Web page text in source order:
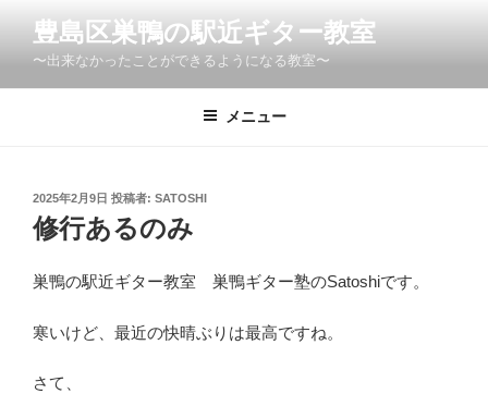
ン
豊島区巣鴨の駅近ギター教室
〜出来なかったことができるようになる教室〜
メニュー
投
稿
日:
2025年2月9日 投稿者: SATOSHI
修行あるのみ
巣鴨の駅近ギター教室 巣鴨ギター塾のSatoshiです。
寒いけど、最近の快晴ぶりは最高ですね。
さて、